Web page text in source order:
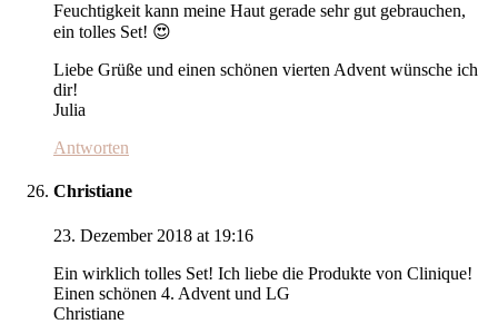
Feuchtigkeit kann meine Haut gerade sehr gut gebrauchen,
ein tolles Set! 😍
Liebe Grüße und einen schönen vierten Advent wünsche ich
dir!
Julia
Antworten
Christiane
23. Dezember 2018 at 19:16
Ein wirklich tolles Set! Ich liebe die Produkte von Clinique!
Einen schönen 4. Advent und LG
Christiane